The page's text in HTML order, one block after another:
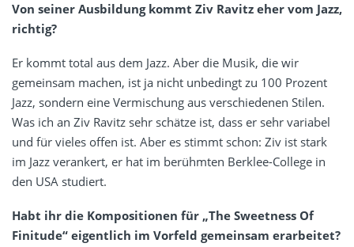
Von seiner Ausbildung kommt Ziv Ravitz eher vom Jazz,
richtig?
Er kommt total aus dem Jazz. Aber die Musik, die wir
gemeinsam machen, ist ja nicht unbedingt zu 100 Prozent
Jazz, sondern eine Vermischung aus verschiedenen Stilen.
Was ich an Ziv Ravitz sehr schätze ist, dass er sehr variabel
und für vieles offen ist. Aber es stimmt schon: Ziv ist stark
im Jazz verankert, er hat im berühmten Berklee-College in
den USA studiert.
Habt ihr die Kompositionen für „The Sweetness Of
Finitude“ eigentlich im Vorfeld gemeinsam erarbeitet?